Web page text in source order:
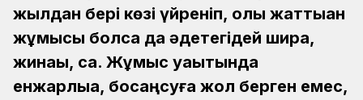
жылдан бері көзі үйреніп, қолы жаттыққан
жұмысы болса да әдетегідей ширақ,
жинақы, сақ. Жұмыс уақытында
енжарлыққа, босаңсуға жол берген емес,